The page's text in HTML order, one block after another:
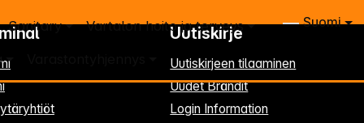
Suomi
Sanitary Vartalon hoito ja terveys
Uutiskirje
Uutiskirjeen tilaaminen
Uudet Brändit
Login Information